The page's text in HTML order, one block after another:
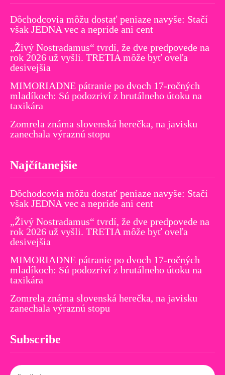
Dôchodcovia môžu dostať peniaze navyše: Stačí
však JEDNA vec a nepríde ani cent
„Živý Nostradamus“ tvrdí, že dve predpovede na
rok 2026 už vyšli. TRETIA môže byť oveľa
desivejšia
MIMORIADNE pátranie po dvoch 17-ročných
mladíkoch: Sú podozriví z brutálneho útoku na
taxikára
Zomrela známa slovenská herečka, na javisku
zanechala výraznú stopu
Najčítanejšie
Dôchodcovia môžu dostať peniaze navyše: Stačí
však JEDNA vec a nepríde ani cent
„Živý Nostradamus“ tvrdí, že dve predpovede na
rok 2026 už vyšli. TRETIA môže byť oveľa
desivejšia
MIMORIADNE pátranie po dvoch 17-ročných
mladíkoch: Sú podozriví z brutálneho útoku na
taxikára
Zomrela známa slovenská herečka, na javisku
zanechala výraznú stopu
Subscribe